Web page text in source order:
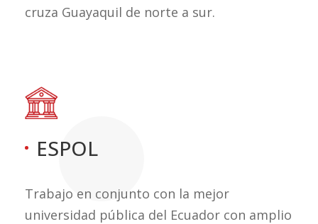
cruza Guayaquil de norte a sur.
ESPOL
Trabajo en conjunto con la mejor
universidad pública del Ecuador con amplio